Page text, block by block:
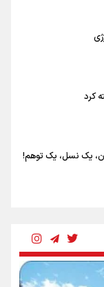
کرد
یک نسل، یک توهم!